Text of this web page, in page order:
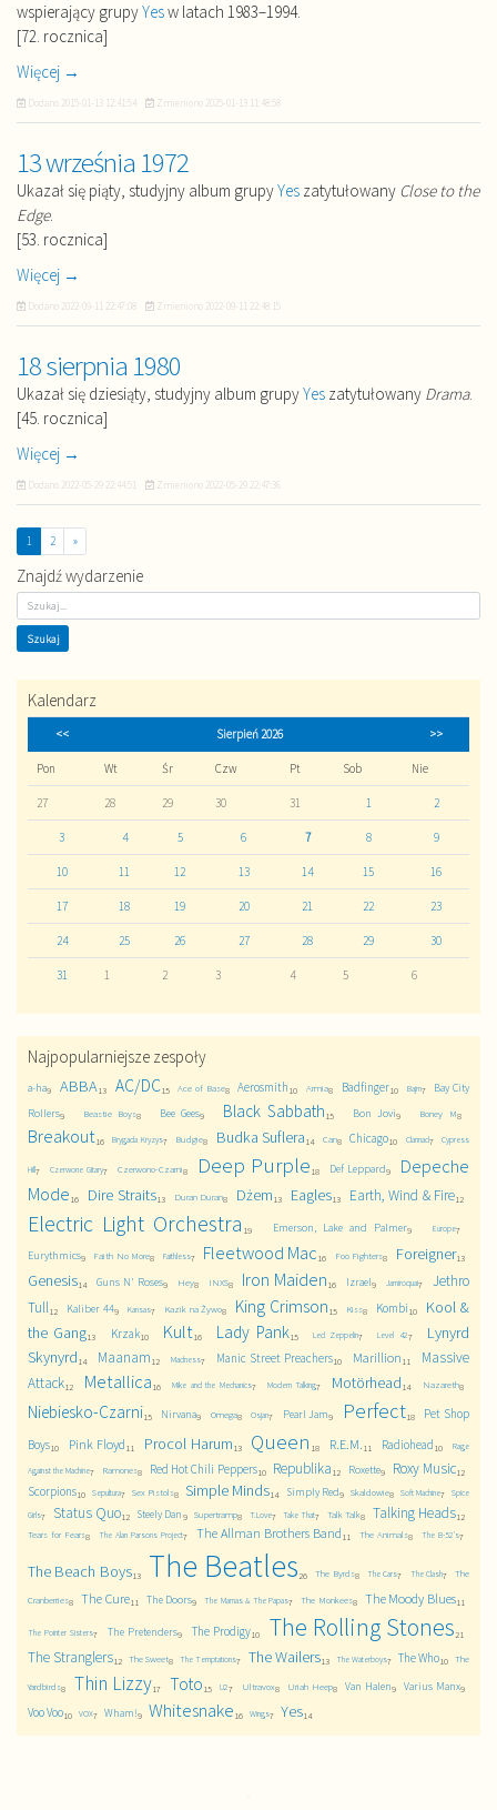
wspierający grupyYesw latach 1983–1994.
[72. rocznica]
Więcej →
Dodano 2015-01-13 12:41:54 Zmieniono 2025-01-13 11:48:58
13 września 1972
Ukazał się piąty, studyjny album grupyYes zatytułowany Close to the
Edge.
[53. rocznica]
Więcej →
Dodano 2022-09-11 22:47:08 Zmieniono 2022-09-11 22:48:15
18 sierpnia 1980
Ukazał się dziesiąty, studyjny album grupyYes zatytułowany Drama.
[45. rocznica]
Więcej →
Dodano 2022-05-29 22:44:51 Zmieniono 2022-05-29 22:47:36
1 2 »
Znajdź wydarzenie
Kalendarz
<< Sierpień 2026 >>
Pon Wt Śr Czw Pt Sob Nie
27 28 29 30 31 1 2
3 4 5 6 7 8 9
10 11 12 13 14 15 16
17 18 19 20 21 22 23
24 25 26 27 28 29 30
31 1 2 3 4 5 6
Najpopularniejsze zespoły
a-ha9 ABBA13 AC/DC15 Ace of Base8 Aerosmith 10 Armia8 Badfinger10 Bajm7
Bay City
Rollers9 Beastie Boys8 Bee Gees9 Black Sabbath 15 Bon Jovi9 Boney M8
Breakout16 Brygada Kryzys7 Budgie8 Budka Suflera 14 Can8 Chicago10 Clannad7 Cypress
Hill7 Czerwone Gitary7 Czerwono-Czarni8 Deep Purple 18 Def Leppard9
Depeche
Mode 16 Dire Straits13 Duran Duran8 Dżem 13 Eagles13 Earth, Wind & Fire12
Electric Light Orchestra 19 Emerson, Lake and Palmer9 Europe7
Eurythmics9 Faith No More8 Faithless7 Fleetwood Mac 16 Foo Fighters8 Foreigner13
Genesis14 Guns N' Roses9 Hey8 INXS8 Iron Maiden 16 Izrael9 Jamiroquai7
Jethro
Tull12 Kaliber 449 Kansas7 Kazik na Żywo8 King Crimson 15 Kiss8 Kombi 10
Kool &
the Gang13 Krzak10 Kult16 Lady Pank15 Led Zeppelin7 Level 427
Lynyrd
Skynyrd 14 Maanam 12 Madness7 Manic Street Preachers10 Marillion 11
Massive
Attack12 Metallica 16 Mike and the Mechanics7 Modern Talking7 Motörhead 14 Nazareth8
Niebiesko-Czarni15 Nirvana9 Omega8 Osjan7 Pearl Jam9 Perfect18
Pet Shop
Boys10 Pink Floyd 11 Procol Harum 13 Queen 18 R.E.M. 11 Radiohead 10 Rage
Against the Machine7 Ramones8 Red Hot Chili Peppers10 Republika 12 Roxette9 Roxy Music12
Scorpions10 Sepultura7 Sex Pistols8 Simple Minds14 Simply Red9 Skaldowie8 Soft Machine7
Spice
Girls7 Status Quo12 Steely Dan 9 Supertramp8 T.Love7 Take That7 Talk Talk8 Talking Heads12
Tears for Fears8 The Alan Parsons Project7 The Allman Brothers Band 11 The Animals8 The B-52's7
The Beach Boys13 The Beatles 26 The Byrds8 The Cars7 The Clash7 The
Cranberries8 The Cure11 The Doors9 The Mamas & The Papas7 The Monkees8 The Moody Blues11
The Pointer Sisters7 The Pretenders9 The Prodigy10 The Rolling Stones 21
The Stranglers12 The Sweet8 The Temptations7 The Wailers13 The Waterboys7 The Who10 The
Yardbirds8 Thin Lizzy17 Toto 15 U27 Ultravox8 Uriah Heep8 Van Halen9 Varius Manx9
Voo Voo10 VOX7 Wham!9 Whitesnake 16 Wings7 Yes14